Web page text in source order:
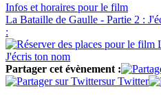
Infos et horaires pour le film
La Bataille de Gaulle - Partie 2 :
:
Partager cet évènement :
sur Twitter